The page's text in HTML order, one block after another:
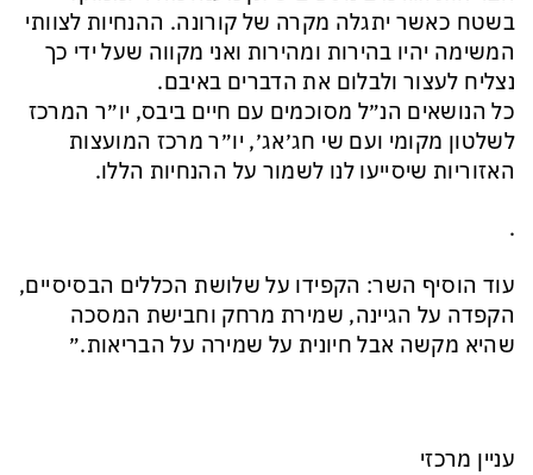
בשטח כאשר יתגלה מקרה של קורונה. ההנחיות לצוותי
המשימה יהיו בהירות ומהירות ואני מקווה שעל ידי כך
נצליח לעצור ולבלום את הדברים באיבם.
כל הנושאים הנ״ל מסוכמים עם חיים ביבס, יו״ר המרכז
לשלטון מקומי ועם שי חג׳אג׳, יו״ר מרכז המועצות
האזוריות שיסייעו לנו לשמור על ההנחיות הללו.
.
עוד הוסיף השר: הקפידו על שלושת הכללים הבסיסיים,
הקפדה על הגיינה, שמירת מרחק וחבישת המסכה
שהיא מקשה אבל חיונית על שמירה על הבריאות.״
עניין מרכזי